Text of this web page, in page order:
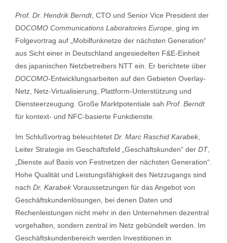
Prof. Dr. Hendrik Berndt, CTO und Senior Vice President der
DOCOMO Communications Laboratories Europe , ging im
Folgevortrag auf „Mobilfunknetze der nächsten Generation“
aus Sicht einer in Deutschland angesiedelten F&E-Einheit
des japanischen Netzbetreibers NTT ein. Er berichtete über
DOCOMO-Entwicklungsarbeiten auf den Gebieten Overlay-
Netz, Netz-Virtualisierung, Plattform-Unterstützung und
Diensteerzeugung. Große Marktpotentiale sah Prof. Berndt
für kontext- und NFC-basierte Funkdienste.
Im Schlußvortrag beleuchtetet Dr. Marc Raschid Karabek,
Leiter Strategie im Geschäftsfeld „Geschäftskunden“ der DT,
„Dienste auf Basis von Festnetzen der nächsten Generation“.
Hohe Qualität und Leistungsfähigkeit des Netzzugangs sind
nach Dr. KarabekVoraussetzungen für das Angebot von
Geschäftskundenlösungen, bei denen Daten und
Rechenleistungen nicht mehr in den Unternehmen dezentral
vorgehalten, sondern zentral im Netz gebündelt werden. Im
Geschäftskundenbereich werden Investitionen in